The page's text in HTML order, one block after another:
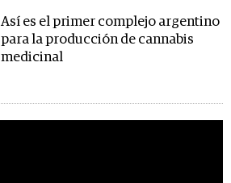
Así es el primer complejo argentino
para la producción de cannabis
medicinal